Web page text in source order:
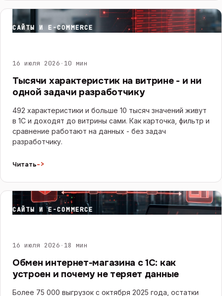
САЙТЫ И E-COMMERCE
16 июля 2026 · 10 мин
Тысячи характеристик на витрине - и ни
одной задачи разработчику
492 характеристики и больше 10 тысяч значений живут
в 1С и доходят до витрины сами. Как карточка, фильтр и
сравнение работают на данных - без задач
разработчику.
Читать->
САЙТЫ И E-COMMERCE
16 июля 2026 · 18 мин
Обмен интернет-магазина с 1С: как
устроен и почему не теряет данные
Более 75 000 выгрузок с октября 2025 года, остатки